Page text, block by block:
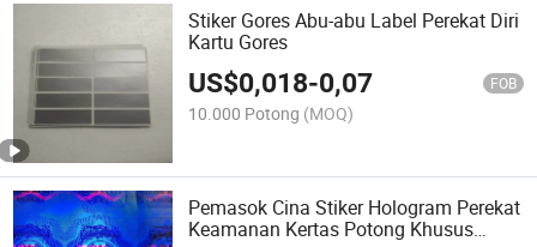
Stiker Gores Abu-abu Label Perekat Diri
Kartu Gores
US$0,018-0,07 FOB
10.000 Potong (MOQ)
Pemasok Cina Stiker Hologram Perekat
Keamanan Kertas Potong Khusus